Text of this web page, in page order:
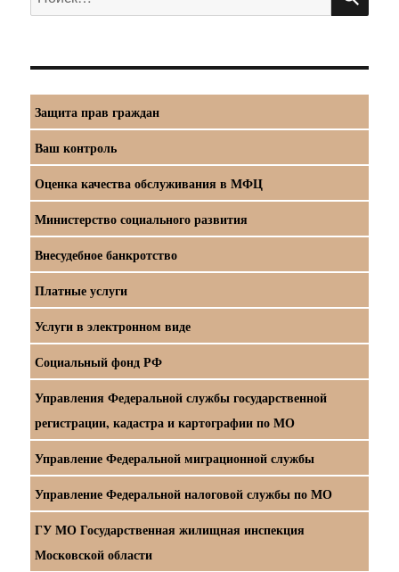
Защита прав граждан
Ваш контроль
Оценка качества обслуживания в МФЦ
Министерство социального развития
Внесудебное банкротство
Платные услуги
Услуги в электронном виде
Социальный фонд РФ
Управления Федеральной службы государственной
регистрации, кадастра и картографии по МО
Управление Федеральной миграционной службы
Управление Федеральной налоговой службы по МО
ГУ МО Государственная жилищная инспекция
Московской области